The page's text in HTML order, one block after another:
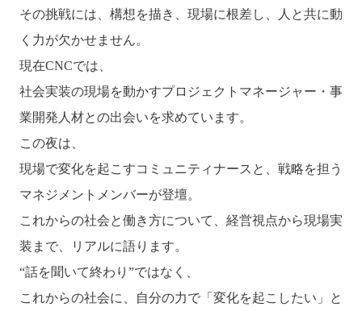
その挑戦には、構想を描き、現場に根差し、人と共に動
く力が欠かせません。
現在CNCでは、
社会実装の現場を動かすプロジェクトマネージャー・事
業開発人材との出会いを求めています。
この夜は、
現場で変化を起こすコミュニティナースと、戦略を担う
マネジメントメンバーが登壇。
これからの社会と働き方について、経営視点から現場実
装まで、リアルに語ります。
“話を聞いて終わり”ではなく、
これからの社会に、自分の力で「変化を起こしたい」と